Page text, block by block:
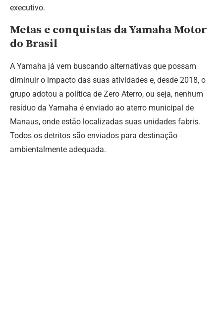
executivo.
Metas e conquistas da Yamaha Motor
do Brasil
A Yamaha já vem buscando alternativas que possam
diminuir o impacto das suas atividades e, desde 2018, o
grupo adotou a política de Zero Aterro, ou seja, nenhum
resíduo da Yamaha é enviado ao aterro municipal de
Manaus, onde estão localizadas suas unidades fabris.
Todos os detritos são enviados para destinação
ambientalmente adequada.